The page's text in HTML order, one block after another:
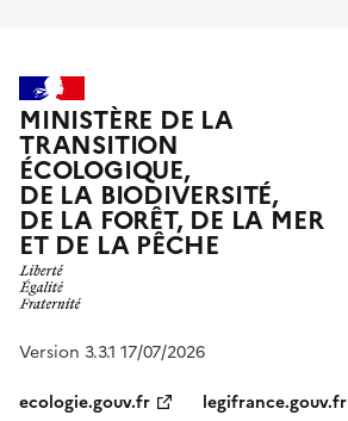
MINISTÈRE DE LA
TRANSITION
ÉCOLOGIQUE,
DE LA BIODIVERSITÉ,
DE LA FORÊT, DE LA MER
ET DE LA PÊCHE
Version 3.3.1 17/07/2026
ecologie.gouv.fr
legifrance.gouv.fr